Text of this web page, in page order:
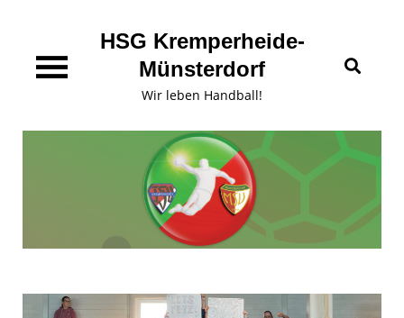
content
HSG Kremperheide-
Münsterdorf
Wir leben Handball!